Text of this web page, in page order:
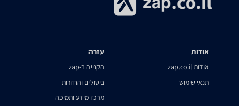
אודות
אודות zap.co.il
תנאי שימוש
עזרה
הקנייה ב-zap
ביטולים והחזרות
מרכז מידע ותמיכה